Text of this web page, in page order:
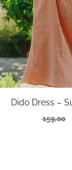
Dido Dress –
159,00